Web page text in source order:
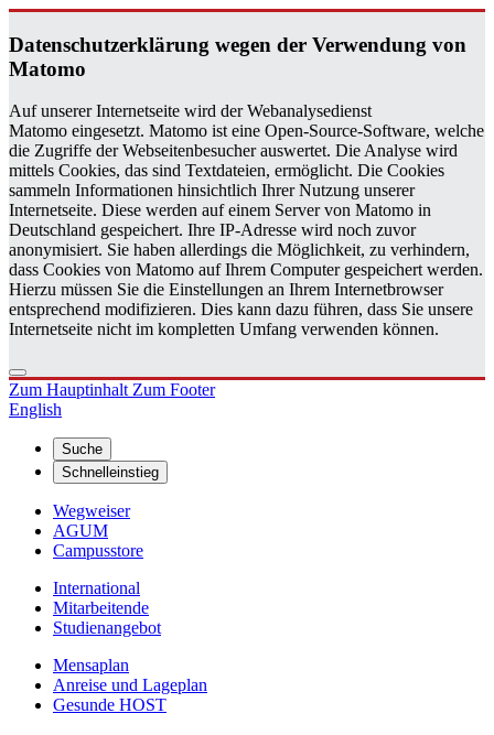
Da­ten­schutz­er­klä­rung wegen der Ver­wen­dung von
Ma­to­mo
Auf unserer Internetseite wird der Webanalysedienst
Matomo eingesetzt. Matomo ist eine Open-Source-Software, welche
die Zugriffe der Webseitenbesucher auswertet. Die Analyse wird
mittels Cookies, das sind Textdateien, ermöglicht. Die Cookies
sammeln Informationen hinsichtlich Ihrer Nutzung unserer
Internetseite. Diese werden auf einem Server von Matomo in
Deutschland gespeichert. Ihre IP-Adresse wird noch zuvor
anonymisiert. Sie haben allerdings die Möglichkeit, zu verhindern,
dass Cookies von Matomo auf Ihrem Computer gespeichert werden.
Hierzu müssen Sie die Einstellungen an Ihrem Internetbrowser
entsprechend modifizieren. Dies kann dazu führen, dass Sie unsere
Internetseite nicht im kompletten Umfang verwenden können.
Zum HauptinhaltZum Footer
English
Suche
Schnelleinstieg
Wegweiser
AGUM
Campusstore
International
Mitarbeitende
Studienangebot
Mensaplan
Anreise und Lageplan
Gesunde HOST